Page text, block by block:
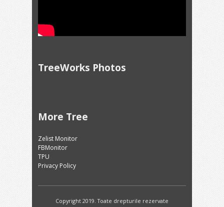
TreeWorks Photos
More Tree
Zelist Monitor
FBMonitor
TPU
Privacy Policy
Copyright 2019. Toate drepturile rezervate